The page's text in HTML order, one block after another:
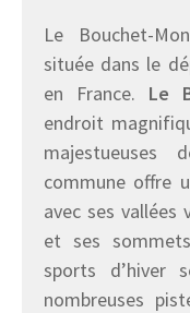
Le Bouchet-
située dans le
en France. Le
endroit
majestueuses
commune offre
avec ses vallées
et ses
sports d’hiver
nombreuses